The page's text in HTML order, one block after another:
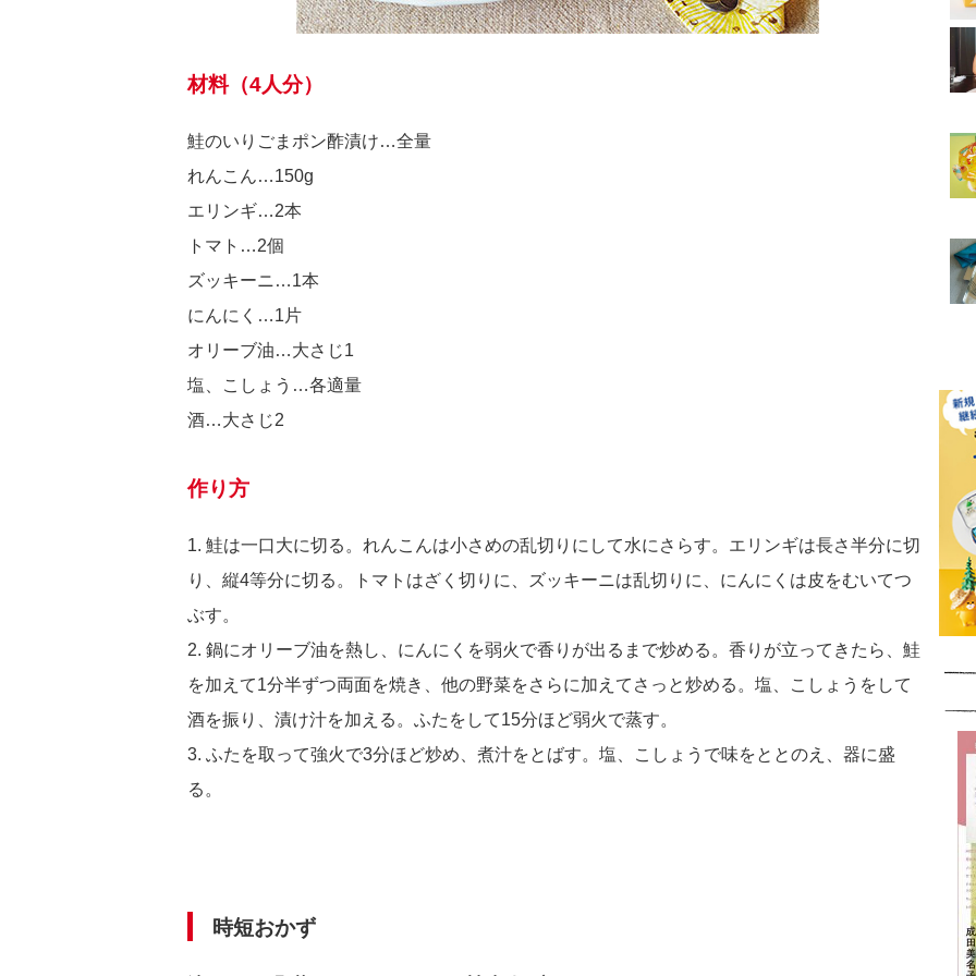
材料（4人分）
鮭のいりごまポン酢漬け…全量
れんこん…150g
エリンギ…2本
トマト…2個
ズッキーニ…1本
にんにく…1片
オリーブ油…大さじ1
塩、こしょう…各適量
酒…大さじ2
作り方
1. 鮭は一口大に切る。れんこんは小さめの乱切りにして水にさらす。エリンギは長さ半分に切
り、縦4等分に切る。トマトはざく切りに、ズッキーニは乱切りに、にんにくは皮をむいてつ
ぶす。
2. 鍋にオリーブ油を熱し、にんにくを弱火で香りが出るまで炒める。香りが立ってきたら、鮭
を加えて1分半ずつ両面を焼き、他の野菜をさらに加えてさっと炒める。塩、こしょうをして
酒を振り、漬け汁を加える。ふたをして15分ほど弱火で蒸す。
3. ふたを取って強火で3分ほど炒め、煮汁をとばす。塩、こしょうで味をととのえ、器に盛
る。
時短おかず